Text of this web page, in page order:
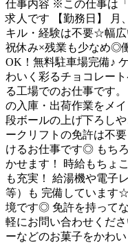
仕事内容 ※この仕事は
求人です 【勤務日】 月
キル・経験は不要☆幅
祝休み×残業も少なめ◎
OK！無料駐車場完備♪
わいく彩るチョコレー
る工場でのお仕事です
の入庫・出荷作業をメ
段ボールの上げ下ろし
ークリフトの免許は不
けるお仕事です◎ もち
かせます！ 時給もちょ
も充実！ 給湯機や電子
等）も 完備しています
境です◎ 免許を持って
軽にお問い合わせくだ
ーなどのお菓子をかわ